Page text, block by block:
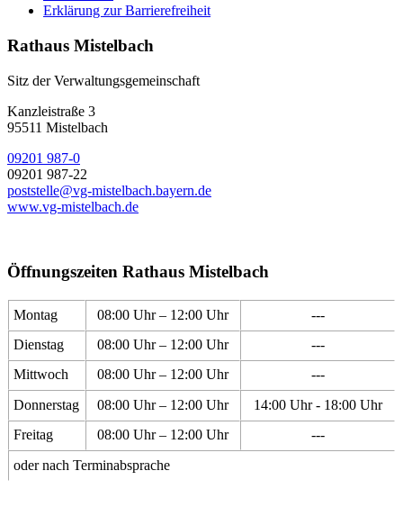
Erklärung zur Barrierefreiheit
Rathaus Mistelbach
Sitz der Verwaltungsgemeinschaft
Kanzleistraße 3
95511 Mistelbach
09201 987-0
09201 987-22
poststelle@vg-mistelbach.bayern.de
www.vg-mistelbach.de
Öffnungszeiten Rathaus Mistelbach
Montag 08:00 Uhr – 12:00 Uhr
---
Dienstag
08:00 Uhr – 12:00 Uhr
---
Mittwoch
08:00 Uhr – 12:00 Uhr
---
Donnerstag
08:00 Uhr – 12:00 Uhr
14:00 Uhr - 18:00 Uhr
Freitag
08:00 Uhr – 12:00 Uhr
---
oder nach Terminabsprache